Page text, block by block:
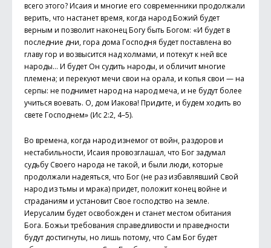
всего этого? Исаия и многие его современники продолжали
верить, что настанет время, когда народ Божий будет
верным и позволит наконец Богу быть Богом: «И будет в
последние дни, гора дома Господня будет поставлена во
главу гор и возвысится над холмами, и потекут к ней все
народы… И будет Он судить народы, и обличит многие
племена; и перекуют мечи свои на орала, и копья свои — на
серпы: не поднимет народ на народ меча, и не будут более
учиться воевать. О, дом Иакова! Придите, и будем ходить во
свете Господнем» (Ис 2:2, 4–5).
Во времена, когда народ изнемог от войн, раздоров и
нестабильности, Исаия провозглашал, что Бог задумал
судьбу Своего народа не такой, и были люди, которые
продолжали надеяться, что Бог (не раз избавлявший Свой
народ из тьмы и мрака) придет, положит конец войне и
страданиям и установит Свое господство на земле.
Иерусалим будет освобожден и станет местом обитания
Бога. Божьи требования справедливости и праведности
будут достигнуты, но лишь потому, что Сам Бог будет